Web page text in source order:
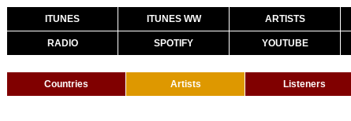
ITUNES ITUNES WW ARTISTS
RADIO SPOTIFY YOUTUBE
Countries Artists Listeners